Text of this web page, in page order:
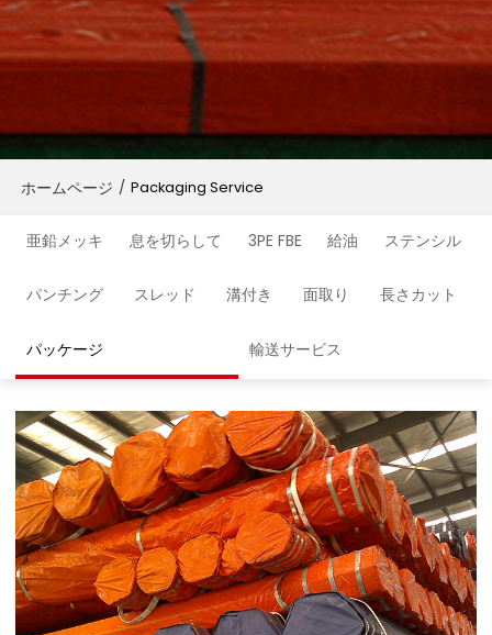
ホームページ / Packaging Service
亜鉛メッキ 息を切らして 3PE FBE 給油 ステンシル
パンチング スレッド 溝付き 面取り 長さカット
パッケージ 輸送サービス